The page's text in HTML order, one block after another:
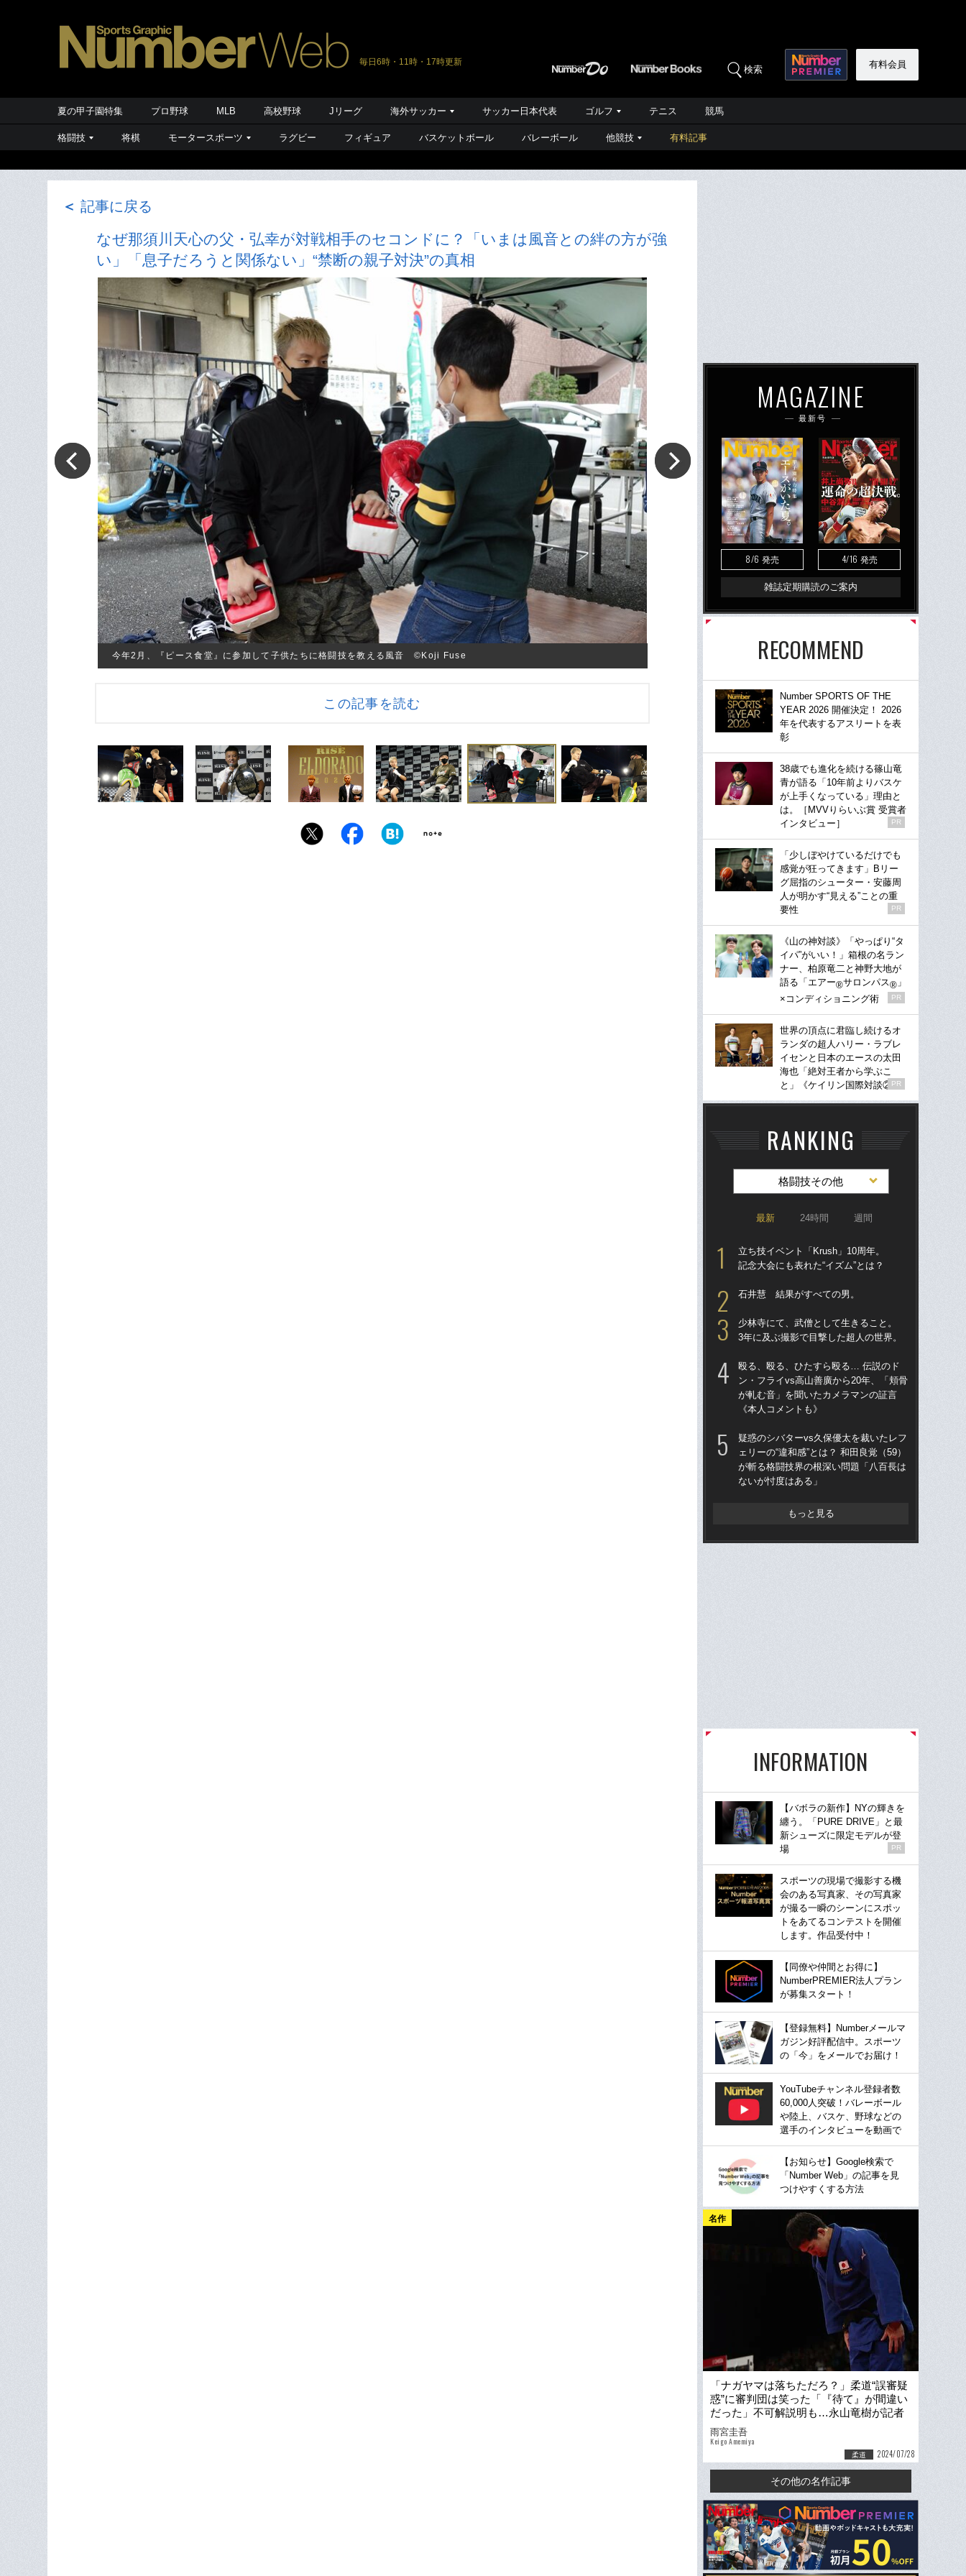
毎日6時・11時・17時更新
検索 有料会員
夏の甲子園特集 プロ野球 MLB 高校野球 Jリーグ 海外サッカー サッカー日本代表 ゴルフ テニス 競馬
格闘技 将棋 モータースポーツ ラグビー フィギュア バスケットボール バレーボール 他競技 有料記事
＜ 記事に戻る
なぜ那須川天心の父・弘幸が対戦相手のセコンドに？「いまは風音との絆の方が強
い」「息子だろうと関係ない」“禁断の親子対決”の真相
今年2月、『ピース食堂』に参加して子供たちに格闘技を教える風音 ©Koji Fuse
この記事を読む
MAGAZINE
最新号
8/6 発売 4/16 発売
雑誌定期購読のご案内
RECOMMEND
Number SPORTS OF THE
YEAR 2026 開催決定！ 2026
年を代表するアスリートを表
彰
38歳でも進化を続ける篠山竜
青が語る「10年前よりバスケ
が上手くなっている」理由と
は。［MVVりらいぶ賞 受賞者
インタビュー］
PR
「少しぼやけているだけでも
感覚が狂ってきます」Bリー
グ屈指のシューター・安藤周
人が明かす“見える”ことの重
要性
PR
《山の神対談》「やっぱり“タ
イパ”がいい！」箱根の名ラン
ナー、柏原竜二と神野大地が
語る「エアー®サロンパス® 」
×コンディショニング術
PR
世界の頂点に君臨し続けるオ
ランダの超人ハリー・ラブレ
イセンと日本のエースの太田
海也「絶対王者から学ぶこ
と」《ケイリン国際対談②》
PR
RANKING
格闘技その他
最新 24時間 週間
立ち技イベント「Krush」10周年。
記念大会にも表れた“イズム”とは？
石井慧 結果がすべての男。
少林寺にて、武僧として生きること。
3年に及ぶ撮影で目撃した超人の世界。
殴る、殴る、ひたすら殴る… 伝説のド
ン・フライvs高山善廣から20年、「頬骨
が軋む音」を聞いたカメラマンの証言
《本人コメントも》
疑惑のシバターvs久保優太を裁いたレフ
ェリーの“違和感”とは？ 和田良覚（59）
が斬る格闘技界の根深い問題「八百長は
ないが忖度はある」
もっと見る
INFORMATION
【バボラの新作】NYの輝きを
纏う。「PURE DRIVE」と最
新シューズに限定モデルが登
場
PR
スポーツの現場で撮影する機
会のある写真家、その写真家
が撮る一瞬のシーンにスポッ
トをあてるコンテストを開催
します。作品受付中！
【同僚や仲間とお得に】
NumberPREMIER法人プラン
が募集スタート！
【登録無料】Numberメールマ
ガジン好評配信中。スポーツ
の「今」をメールでお届け！
YouTubeチャンネル登録者数
60,000人突破！バレーボール
や陸上、バスケ、野球などの
選手のインタビューを動画で
【お知らせ】Google検索で
「Number Web」の記事を見
つけやすくする方法
名作
「ナガヤマは落ちただろ？」柔道“誤審疑
惑”に審判団は笑った「『待て』が間違い
だった」不可解説明も…永山竜樹が記者
に見せた涙「自分のスキだった」
雨宮圭吾
Keigo Amemiya
柔道 2024/07/28
その他の名作記事